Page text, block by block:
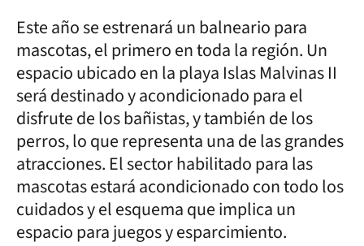
Este año se estrenará un balneario para
mascotas, el primero en toda la región. Un
espacio ubicado en la playa Islas Malvinas II
será destinado y acondicionado para el
disfrute de los bañistas, y también de los
perros, lo que representa una de las grandes
atracciones. El sector habilitado para las
mascotas estará acondicionado con todo los
cuidados y el esquema que implica un
espacio para juegos y esparcimiento.